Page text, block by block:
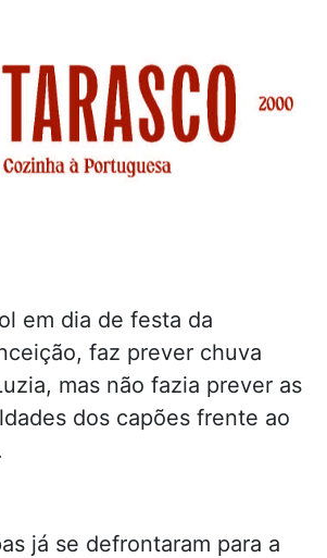
em dia de festa da
faz prever chuva
mas não fazia prever as
dos capões frente ao
já se defrontaram para a